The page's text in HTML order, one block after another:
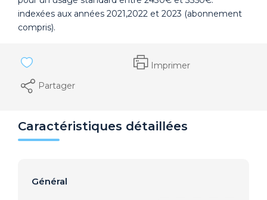
indexées aux années 2021,2022 et 2023 (abonnement
compris).
Imprimer
Partager
Caractéristiques détaillées
Général